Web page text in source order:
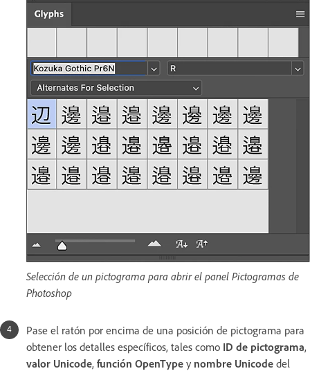
Selección de un pictograma para abrir el panel Pictogramas de
Photoshop
Pase el ratón por encima de una posición de pictograma para
obtener los detalles específicos, tales como ID de pictograma,
valor Unicode, función OpenType y nombre Unicode del